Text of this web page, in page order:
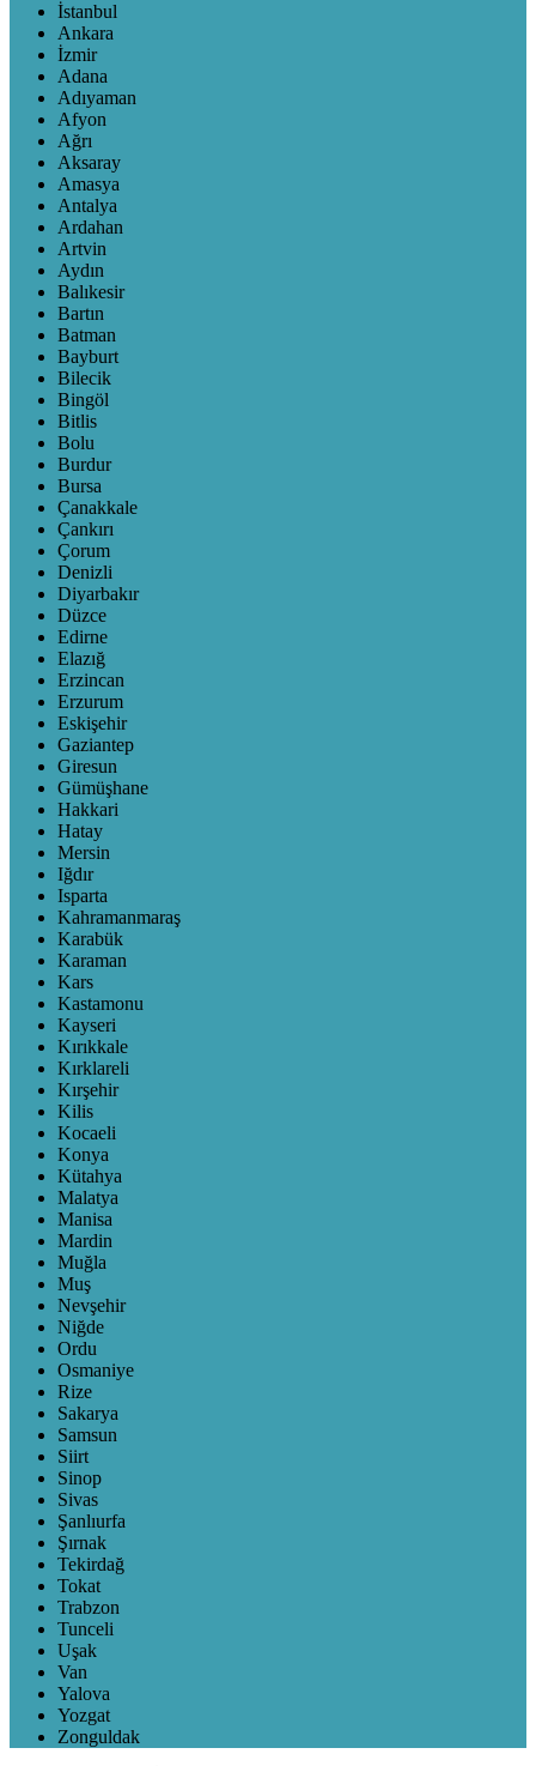
İstanbul
Ankara
İzmir
Adana
Adıyaman
Afyon
Ağrı
Aksaray
Amasya
Antalya
Ardahan
Artvin
Aydın
Balıkesir
Bartın
Batman
Bayburt
Bilecik
Bingöl
Bitlis
Bolu
Burdur
Bursa
Çanakkale
Çankırı
Çorum
Denizli
Diyarbakır
Düzce
Edirne
Elazığ
Erzincan
Erzurum
Eskişehir
Gaziantep
Giresun
Gümüşhane
Hakkari
Hatay
Mersin
Iğdır
Isparta
Kahramanmaraş
Karabük
Karaman
Kars
Kastamonu
Kayseri
Kırıkkale
Kırklareli
Kırşehir
Kilis
Kocaeli
Konya
Kütahya
Malatya
Manisa
Mardin
Muğla
Muş
Nevşehir
Niğde
Ordu
Osmaniye
Rize
Sakarya
Samsun
Siirt
Sinop
Sivas
Şanlıurfa
Şırnak
Tekirdağ
Tokat
Trabzon
Tunceli
Uşak
Van
Yalova
Yozgat
Zonguldak